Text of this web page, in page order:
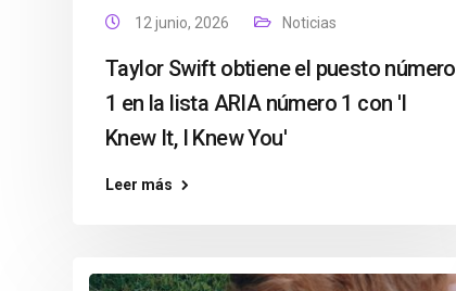
12 junio, 2026 Noticias
Taylor Swift obtiene el puesto número
1 en la lista ARIA número 1 con 'I
Knew It, I Knew You'
Leer más